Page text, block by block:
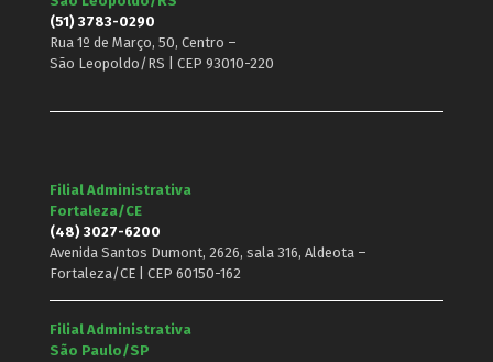
(51) 3783-0290
Rua 1º de Março, 50, Centro –
São Leopoldo/RS | CEP 93010-220
Filial Administrativa
Fortaleza/CE
(48) 3027-6200
Avenida Santos Dumont, 2626, sala 316, Aldeota –
Fortaleza/CE | CEP 60150-162
Filial Administrativa
São Paulo/SP